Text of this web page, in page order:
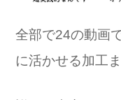
全部で24の動画
に活かせる加工